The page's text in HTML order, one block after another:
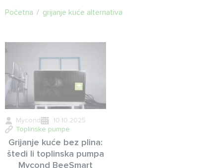
Početna / grijanje kuće alternativa
Mycond
10.10.2025
Toplinske pumpe
Grijanje kuće bez plina:
štedi li toplinska pumpa
Mycond BeeSmart